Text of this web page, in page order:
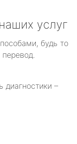
услуг
будь то
диагностики –